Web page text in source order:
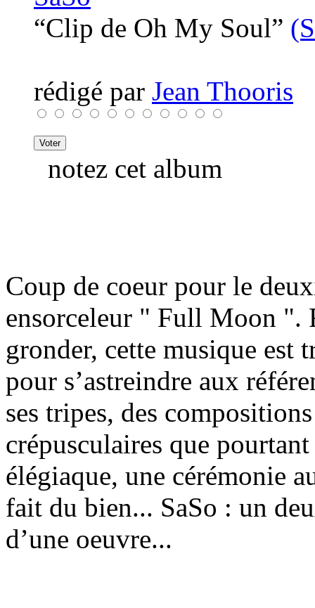
“Clip de Oh My Soul”
rédigé par Jean Thooris
notez cet album
Coup de coeur pour le
ensorceleur " Full Moon ".
gronder, cette musique est
pour s’astreindre aux
ses tripes, des
crépusculaires que
élégiaque, une cérémonie
fait du bien... SaSo : un
d’une oeuvre...